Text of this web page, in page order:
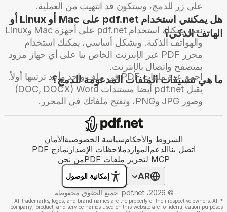
على زر للدمج، وستكون قد انتهيت من العملية.
هل يمكنني استخدام pdf.net على Mac أو Linux أو
الهاتف الذكي؟
نعم، يمكنك استخدام pdf.net على أجهزة Mac وLinux
والهواتف الذكية. وبشكل أساسي، يمكنك استخدام
محرر PDF عبر الإنترنت الخاص بنا على أي جهاز مزود
بمتصفح واتصال بالإنترنت.
ما هي تنسيقات الملفات المدعومة للدمج؟
اجمع عدة ملفات PDF في ملف واحد وأعد ترتيبها أولاً.
يقبل pdf.net أيضاً مستندات Word ‏(DOC, DOCX)
وصور JPG وPNG، وتفتح ملفاتك في المحرر.
الشروط والأحكامسياسة الخصوصيةالأمان
اتصل بناالدعمالمواردملاحظات الإصدار نماذج PDF
MCP لتحرير ملفات PDF
من نحن
AR
إمكانية الوصول
© 2026، pdf.net. جميع الحقوق محفوظة.
*
All trademarks, logos, and brand names are the property of their respective owners. All
company, product, and service names used on this website are for identification purposes